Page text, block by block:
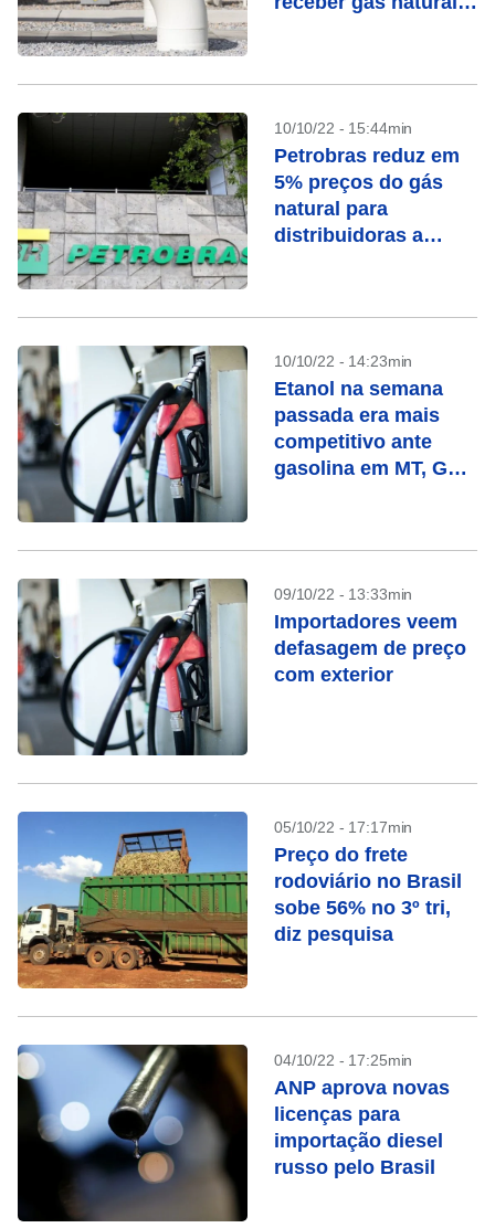
10/10/22 - 15:44min
Petrobras reduz em
5% preços do gás
natural para
distribuidoras a
10/10/22 - 14:23min
Etanol na semana
passada era mais
competitivo ante
gasolina em MT, GO,
09/10/22 - 13:33min
Importadores veem
defasagem de preço
com exterior
05/10/22 - 17:17min
Preço do frete
rodoviário no Brasil
sobe 56% no 3º tri,
diz pesquisa
04/10/22 - 17:25min
ANP aprova novas
licenças para
importação diesel
russo pelo Brasil